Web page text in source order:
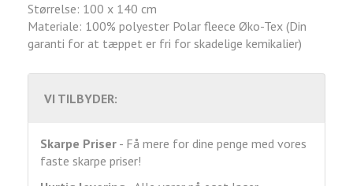
Størrelse: 100 x 140 cm
Materiale: 100% polyester Polar fleece Øko-Tex (Din
garanti for at tæppet er fri for skadelige kemikalier)
VI TILBYDER:
Skarpe Priser - Få mere for dine penge med vores
faste skarpe priser!